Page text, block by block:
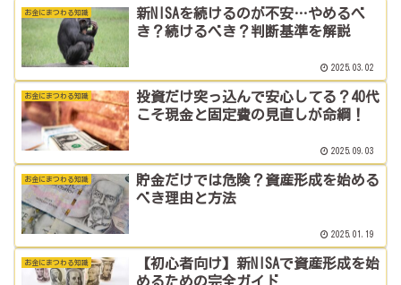
お金にまつわる知識
新NISAを続けるのが不安…やめるべ
き？続けるべき？判断基準を解説
2025.03.02
お金にまつわる知識
投資だけ突っ込んで安心してる？40代
こそ現金と固定費の見直しが命綱！
2025.09.03
お金にまつわる知識
貯金だけでは危険？資産形成を始める
べき理由と方法
2025.01.19
お金にまつわる知識
【初心者向け】新NISAで資産形成を始
めるための完全ガイド